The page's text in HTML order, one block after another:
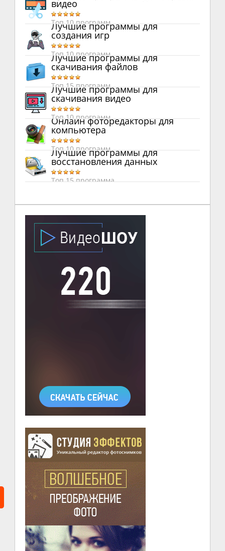
видео
Топ 10 программ
Лучшие программы для
создания игр
Топ 10 программ
Лучшие программы для
скачивания файлов
Топ 15 программ
Лучшие программы для
скачивания видео
Топ 10 программ
Онлайн фоторедакторы для
компьютера
Топ 10 программ
Лучшие программы для
восстановления данных
Топ 15 программа